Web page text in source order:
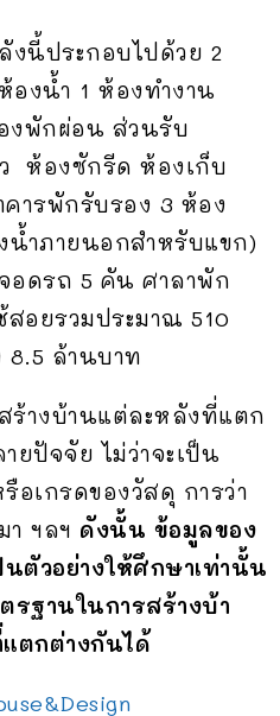
นี้ประกอบไปด้วย 2
องน้ำ 1 ห้องทำงาน
งพักผ่อน ส่วนรับ
ห้องซักรีด ห้องเก็บ
ารพักรับรอง 3 ห้อง
ำภายนอกสำหรับแขก)
อดรถ 5 คัน ศาลาพัก
อยรวมประมาณ 510
8.5 ล้านบาท
ร้างบ้านแต่ละหลังที่แตก
ปัจจัย ไม่ว่าจะเป็น
เกรดของวัสดุ การว่า
า ฯลฯ ดังนั้น ข้อมูลของ
ตัวอย่างให้ศึกษาเท่านั้น
รฐานในการสร้างบ้า
ตกต่างกันได้